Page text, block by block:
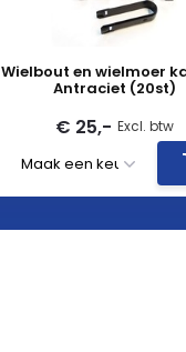
Wielbout en wielmoer
Antraciet (20st)
€ 25,- Excl. btw